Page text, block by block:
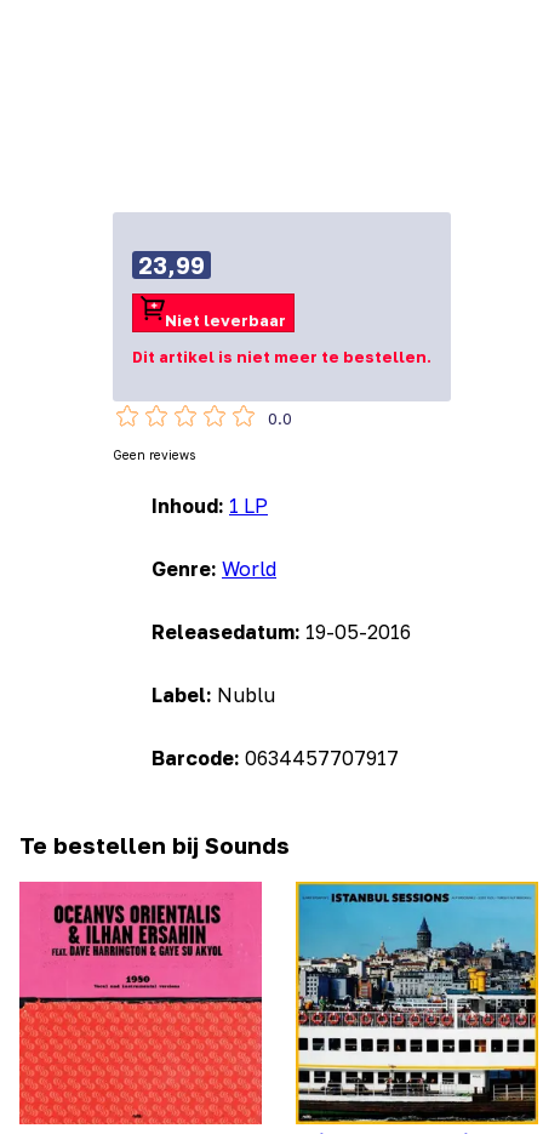
Inhoud: 1 LP
Genre: World
Releasedatum: 19-05-2016
Label: Nublu
Barcode: 0634457707917
23,99
Niet leverbaar
Dit artikel is niet meer te bestellen.
0.0
Geen reviews
Te bestellen bij Sounds